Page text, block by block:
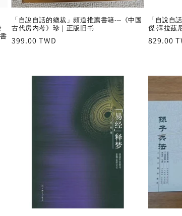
「自說自話的總裁」頻道推薦書籍---《中国
古代房内考》珍｜正版旧书
Regular
399.00 TWD
「自說自
傑‧澤拉茲
Regular
829.00